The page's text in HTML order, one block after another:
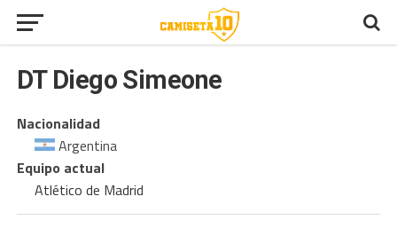
DTDiego Simeone
Nacionalidad
Argentina
Equipo actual
Atlético de Madrid